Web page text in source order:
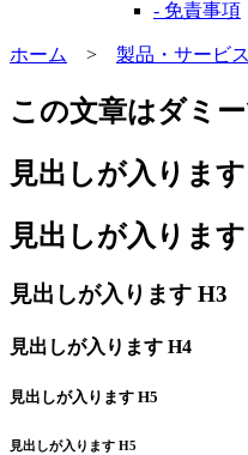
- 免責事項
ホーム > 製品・サービス
この文章はダミ
見出しが入りま
見出しが入りま
見出しが入ります H3
見出しが入ります H4
見出しが入ります H5
見出しが入ります H5